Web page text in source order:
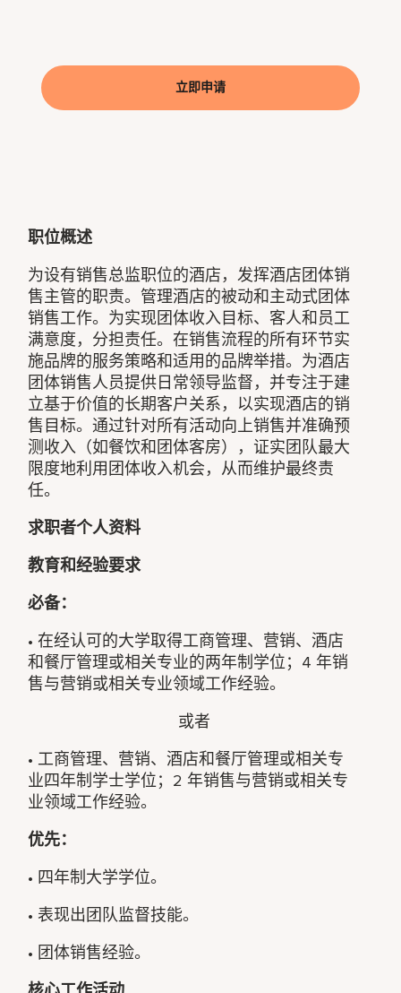
职位概述
为设有销售总监职位的酒店，发挥酒店团体销
售主管的职责。管理酒店的被动和主动式团体
销售工作。为实现团体收入目标、客人和员工
满意度，分担责任。在销售流程的所有环节实
施品牌的服务策略和适用的品牌举措。为酒店
团体销售人员提供日常领导监督，并专注于建
立基于价值的长期客户关系，以实现酒店的销
售目标。通过针对所有活动向上销售并准确预
测收入（如餐饮和团体客房），证实团队最大
限度地利用团体收入机会，从而维护最终责
任。
求职者个人资料
教育和经验要求
必备：
• 在经认可的大学取得工商管理、营销、酒店
和餐厅管理或相关专业的两年制学位；4 年销
售与营销或相关专业领域工作经验。
或者
• 工商管理、营销、酒店和餐厅管理或相关专
业四年制学士学位；2 年销售与营销或相关专
业领域工作经验。
优先：
• 四年制大学学位。
• 表现出团队监督技能。
• 团体销售经验。
立即申请